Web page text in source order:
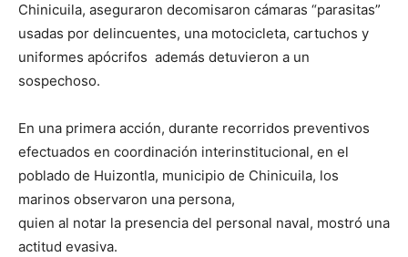
Chinicuila, aseguraron decomisaron cámaras “parasitas”
usadas por delincuentes, una motocicleta, cartuchos y
uniformes apócrifos además detuvieron a un
sospechoso.
En una primera acción, durante recorridos preventivos
efectuados en coordinación interinstitucional, en el
poblado de Huizontla, municipio de Chinicuila, los
marinos observaron una persona,
quien al notar la presencia del personal naval, mostró una
actitud evasiva.